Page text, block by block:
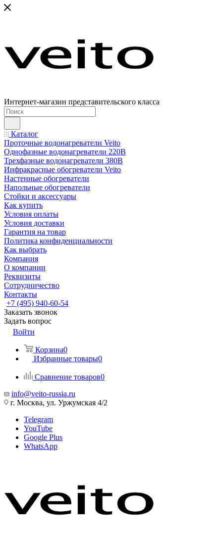
Интернет-магазин представительского класса
Каталог
Проточные водонагреватели Veito
Однофазные водонагреватели 220В
Трехфазные водонагреватели 380В
Инфракрасные обогреватели Veito
Настенные обогреватели
Напольные обогреватели
Стойки и аксессуары
Как купить
Условия оплаты
Условия доставки
Гарантия на товар
Политика конфиденциальности
Как выбрать
Компания
О компании
Реквизиты
Сотрудничество
Контакты
+7 (495) 940-60-54
Заказать звонок
Задать вопрос
Войти
Корзина0
Избранные товары0
Сравнение товаров0
info@veito-russia.ru
г. Москва, ул. Уржумская 4/2
Telegram
YouTube
Google Plus
WhatsApp